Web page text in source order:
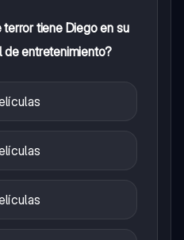
tiene Diego en su
entretenimiento?